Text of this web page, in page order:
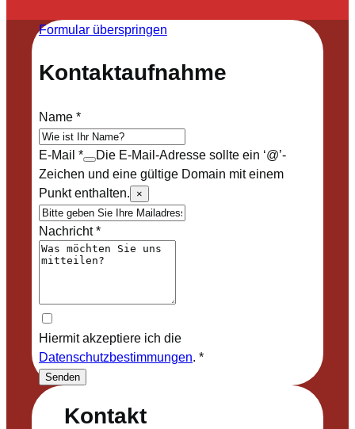
Kontakt
Formular überspringen
Kontaktaufnahme
Name*
E-Mail *
Die E-Mail-Adresse sollte ein ‘@’-
Zeichen und eine gültige Domain mit einem
Punkt enthalten.
×
Nachricht*
Hiermit akzeptiere ich die
Datenschutzbestimmungen. *
Senden